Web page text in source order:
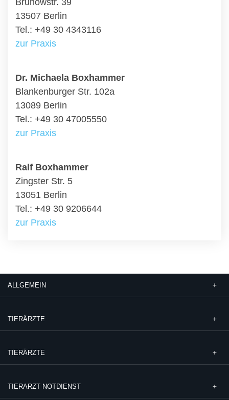
Brunowstr. 39
13507 Berlin
Tel.: +49 30 4343116
zur Praxis
Dr. Michaela Boxhammer
Blankenburger Str. 102a
13089 Berlin
Tel.: +49 30 47005550
zur Praxis
Ralf Boxhammer
Zingster Str. 5
13051 Berlin
Tel.: +49 30 9206644
zur Praxis
ALLGEMEIN
TIERÄRZTE
TIERÄRZTE
TIERARZT NOTDIENST